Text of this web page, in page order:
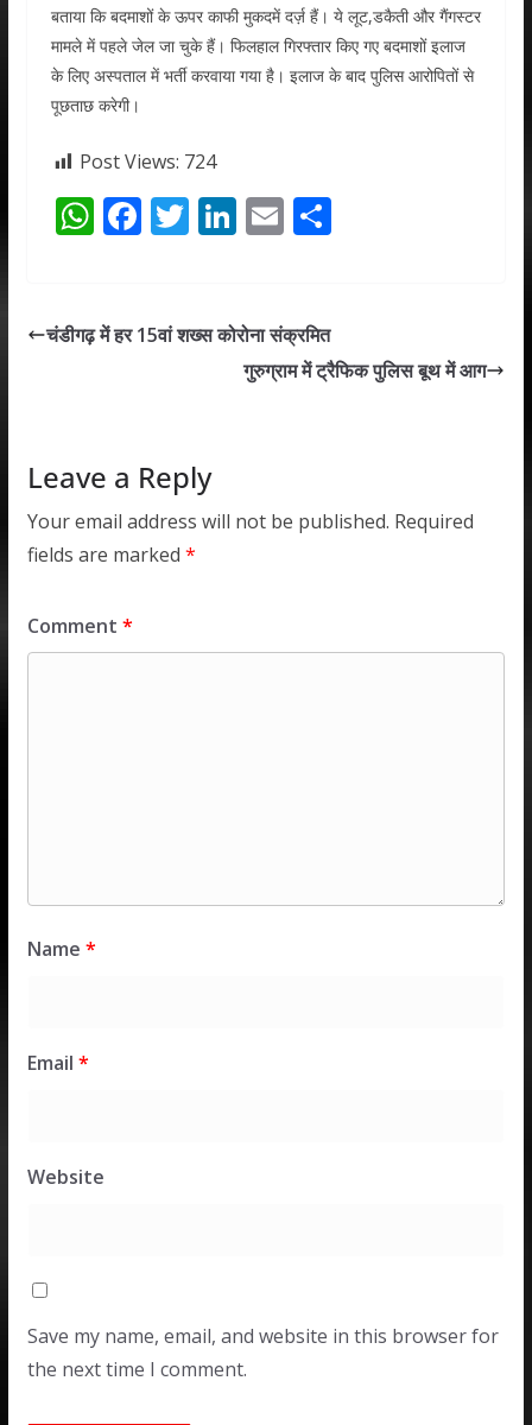
बताया कि बदमाशों के ऊपर काफी मुकदमें दर्ज़ हैं। ये लूट,डकैती और गैंगस्टर
मामले में पहले जेल जा चुके हैं। फिलहाल गिरफ्तार किए गए बदमाशों इलाज
के लिए अस्पताल में भर्ती करवाया गया है। इलाज के बाद पुलिस आरोपितों से
पूछताछ करेगी।
Post Views: 724
W
s
F
b
T
er
Li
e
dI
E
l
S
e
चंडीगढ़ में हर 15वां शख्स कोरोना संक्रमित
गुरुग्राम में ट्रैफिक पुलिस बूथ में आग
Leave a Reply
Your email address will not be published. Required
fields are marked *
Comment *
Name *
Email *
Website
Save my name, email, and website in this browser for
the next time I comment.